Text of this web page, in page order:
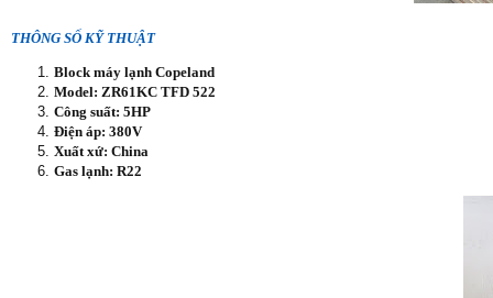
THÔNG SỐ KỸ THUẬT
Block máy lạnh Copeland
Model: ZR61KC TFD 522
Công suất: 5HP
Điện áp: 380V
Xuất xứ: China
Gas lạnh: R22